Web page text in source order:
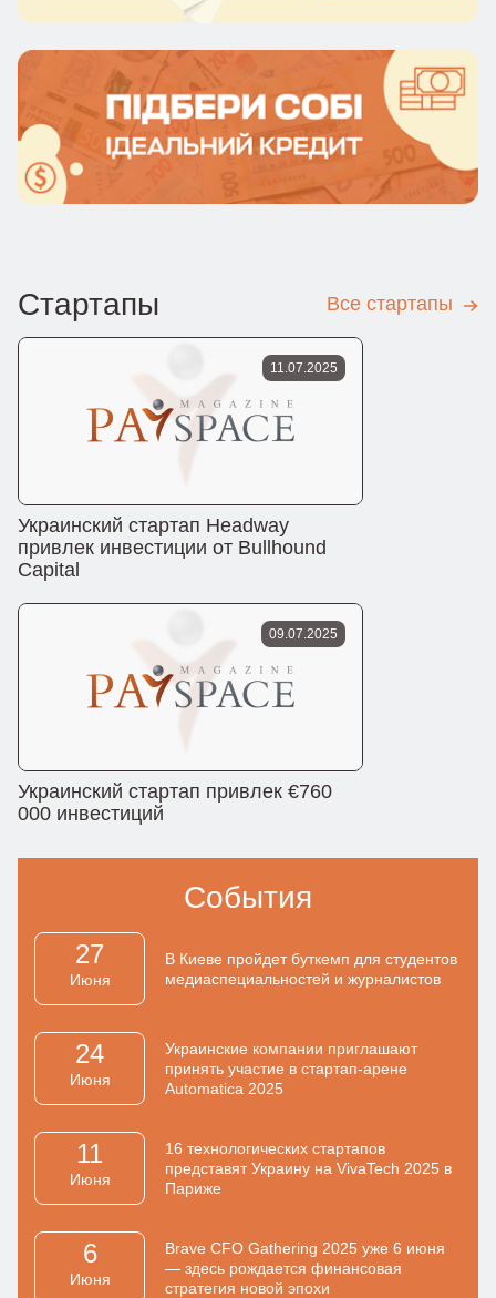
Стартапы Все стартапы
11.07.2025
Украинский стартап Headway
привлек инвестиции от Bullhound
Capital
09.07.2025
Украинский стартап привлек €760
000 инвестиций
События
27
Июня
В Киеве пройдет буткемп для студентов
медиаспециальностей и журналистов
24
Июня
Украинские компании приглашают
принять участие в стартап-арене
Automatica 2025
11
Июня
16 технологических стартапов
представят Украину на VivaTech 2025 в
Париже
6
Июня
Brave CFO Gathering 2025 уже 6 июня
— здесь рождается финансовая
стратегия новой эпохи